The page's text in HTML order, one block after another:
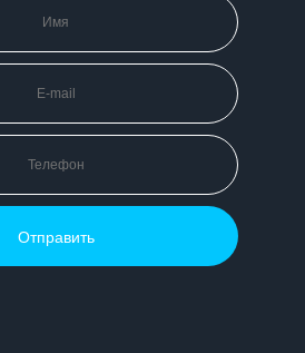
Отправить